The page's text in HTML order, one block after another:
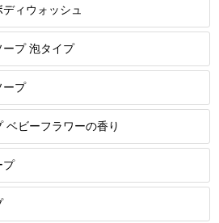
ィウォッシュ
ープ 泡タイプ
ープ
ベビーフラワーの香り
プ